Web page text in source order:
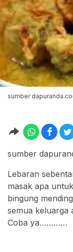
sumber
sumber
Lebaran
masak apa
bingung
semua keluarga
Coba ya…………